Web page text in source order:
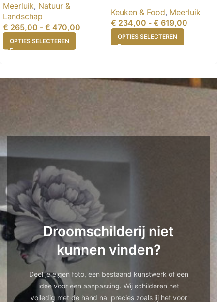
Meerluik, Natuur &
Landschap
€ 265,00 - € 470,00
OPTIES SELECTEREN
Keuken & Food, Meerluik
€ 234,00 - € 619,00
OPTIES SELECTEREN
Droomschilderij niet
kunnen vinden?
Deel je eigen foto, een bestaand kunstwerk of een
idee voor een aanpassing. Wij schilderen het
volledig met de hand na, precies zoals jij het voor